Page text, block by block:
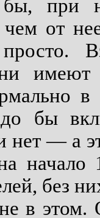
при
от
имеют
бы
нет — а
начало
без
в этом.